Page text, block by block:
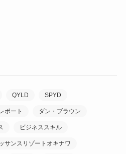
QYLD SPYD
ポート ダン・ブラウン
ビジネススキル
サンスリゾートオキナワ